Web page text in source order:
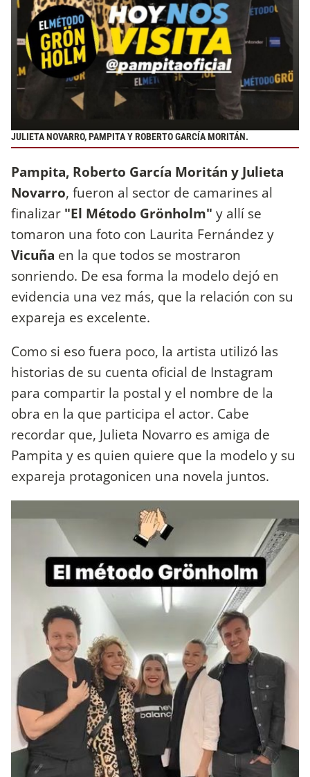
JULIETA NOVARRO, PAMPITA Y ROBERTO GARCÍA MORITÁN.
Pampita, Roberto García Moritán y Julieta
Novarro, fueron al sector de camarines al
finalizar "El Método Grönholm" y allí se
tomaron una foto con Laurita Fernández y
Vicuña en la que todos se mostraron
sonriendo. De esa forma la modelo dejó en
evidencia una vez más, que la relación con su
expareja es excelente.
Como si eso fuera poco, la artista utilizó las
historias de su cuenta oficial de Instagram
para compartir la postal y el nombre de la
obra en la que participa el actor. Cabe
recordar que, Julieta Novarro es amiga de
Pampita y es quien quiere que la modelo y su
expareja protagonicen una novela juntos.